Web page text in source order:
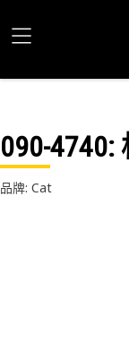
090-4740:
品牌: Cat